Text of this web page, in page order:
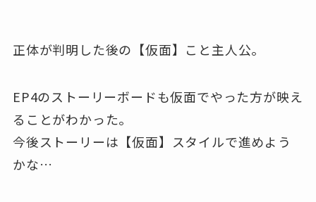
正体が判明した後の【仮面】こと主人公。
EP4のストーリーボードも仮面でやった方が映え
ることがわかった。
今後ストーリーは【仮面】スタイルで進めよう
かな…